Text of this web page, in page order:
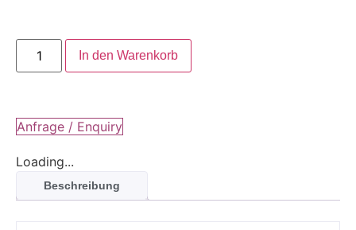
In den Warenkorb
Anfrage / Enquiry
Loading...
Beschreibung